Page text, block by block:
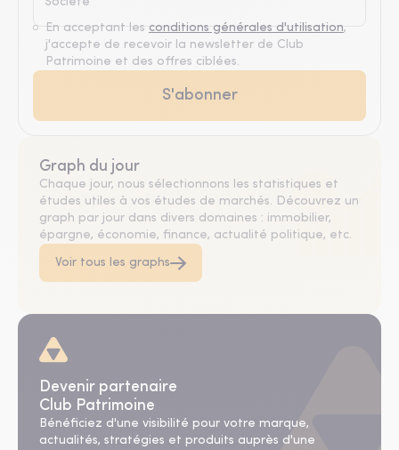
En acceptant les conditions générales d'utilisation,
j'accepte de recevoir la newsletter de Club
Patrimoine et des offres ciblées.
Graph du jour
Chaque jour, nous sélectionnons les statistiques et
études utiles à vos études de marchés. Découvrez un
graph par jour dans divers domaines : immobilier,
épargne, économie, finance, actualité politique, etc.
Voir tous les graphs
Devenir partenaire
Club Patrimoine
Bénéficiez d'une visibilité pour votre marque,
actualités, stratégies et produits auprès d'une